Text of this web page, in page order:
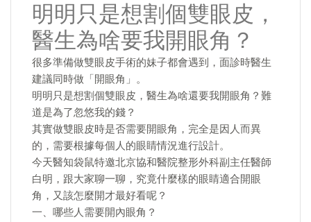
明明只是想割個雙眼皮，
醫生為啥要我開眼角？
很多準備做雙眼皮手術的妹子都會遇到，面診時醫生
建議同時做「開眼角」。
明明只是想割個雙眼皮，醫生為啥還要我開眼角？難
道是為了忽悠我的錢？
其實做雙眼皮時是否需要開眼角，完全是因人而異
的，需要根據每個人的眼睛情況進行設計。
今天醫知袋鼠特邀北京協和醫院整形外科副主任醫師
白明，跟大家聊一聊，究竟什麼樣的眼睛適合開眼
角，又該怎麼開才最好看呢？
一、哪些人需要開內眼角？